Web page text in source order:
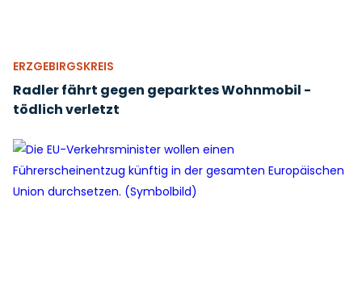
ERZGEBIRGSKREIS
Radler fährt gegen geparktes Wohnmobil -
tödlich verletzt